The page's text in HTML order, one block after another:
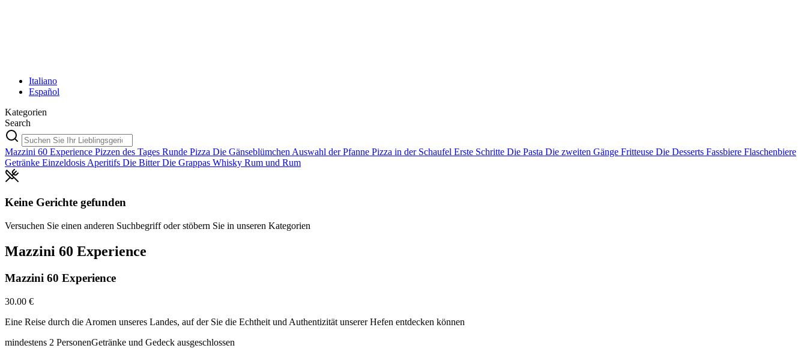
Italiano
Español
Kategorien
Search
Mazzini 60 Experience Pizzen des Tages Runde Pizza Die Gänseblümchen Auswahl der Pfanne Pizza in der Schaufel Erste Schritte Die Pasta Die zweiten Gänge Fritteuse Die Desserts Fassbiere Flaschenbiere
Getränke Einzeldosis Aperitifs Die BitterDie Grappas Whisky Rum und Rum
Keine Gerichte gefunden
Versuchen Sie einen anderen Suchbegriff oder stöbern Sie in unseren Kategorien
Mazzini 60 Experience
Mazzini 60 Experience
30.00 €
Eine Reise durch die Aromen unseres Landes, auf der Sie die Echtheit und Authentizität unserer Hefen entdecken können
mindestens 2 PersonenGetränke und Gedeck ausgeschlossen